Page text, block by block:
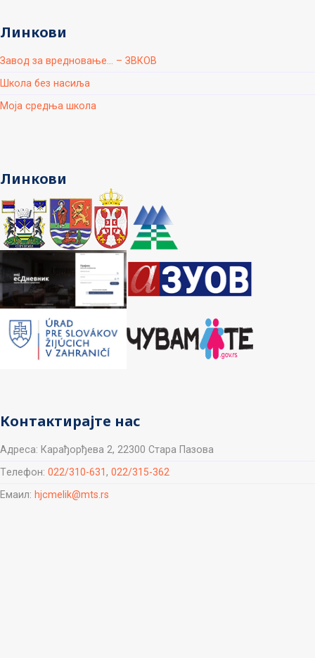
Линкови
Завод за вредновање... – ЗВКОВ
Школа без насиља
Моја средња школа
Линкови
Контактирајте нас
Aдреса: Карађорђева 2, 22300 Стара Пазова
Tелефон: 022/310-631, 022/315-362
Емаил: hjcmelik@mts.rs